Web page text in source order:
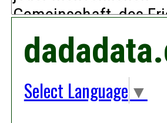
Select Language ▼